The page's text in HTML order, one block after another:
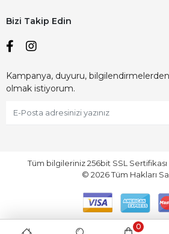
Bizi Takip Edin
Kampanya, duyuru,
olmak istiyorum.
Tüm bilgileriniz 256bit SSL
© 2026Tüm Hakları
0